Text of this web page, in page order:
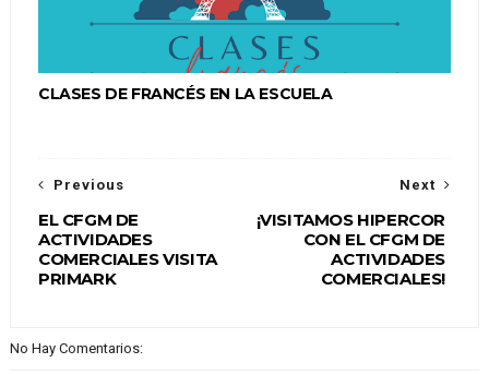
CLASES DE FRANCÉS EN LA ESCUELA
Next
¡VISITAMOS HIPERCOR
CON EL CFGM DE
ACTIVIDADES
COMERCIALES!
Previous
EL CFGM DE
ACTIVIDADES
COMERCIALES VISITA
PRIMARK
No Hay Comentarios: